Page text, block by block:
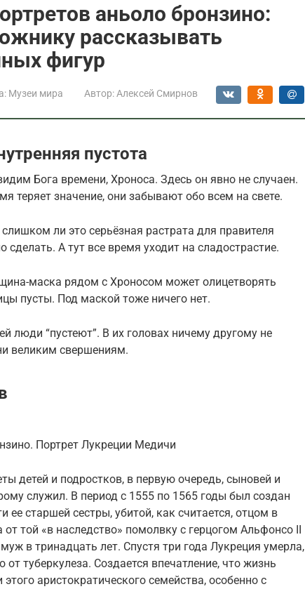
аньоло бронзино:
рассказывать
фигур
Музеи мира Автор: Алексей Смирнов
пустота
Бога времени, Хроноса. Здесь он явно не случаен.
теряет значение, они забывают обо всем на свете.
ли это серьёзная растрата для правителя
А тут все время уходит на сладострастие.
маска рядом с Хроносом может олицетворять
пусты. Под маской тоже ничего нет.
люди “пустеют”. В их головах ничему другому не
великим свершениям.
Портрет Лукреции Медичи
детей и подростков, в первую очередь, сыновей и
служил. В период с 1555 по 1565 годы был создан
ее старшей сестры, убитой, как считается, отцом в
той «в наследство» помолвку с герцогом Альфонсо II
в тринадцать лет. Спустя три года Лукреция умерла,
туберкулеза. Создается впечатление, что жизнь
аристократического семейства, особенно с